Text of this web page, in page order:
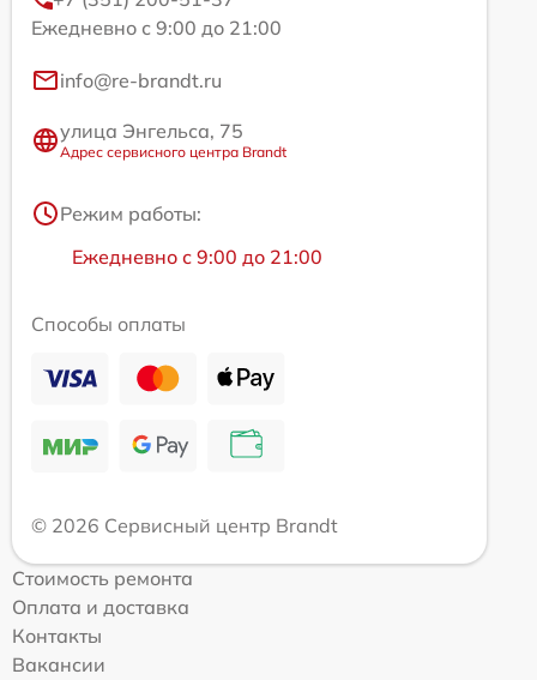
Ежедневно с 9:00 до 21:00
info@re-brandt.ru
улица Энгельса, 75
Адрес сервисного центра Brandt
Режим работы:
Ежедневно с 9:00 до 21:00
Способы оплаты
© 2026 Сервисный центр Brandt
Стоимость ремонта
Оплата и доставка
Контакты
Вакансии